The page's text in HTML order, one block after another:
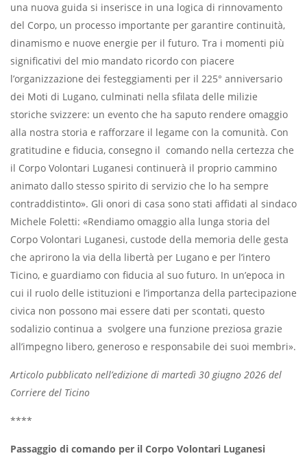
una nuova guida si inserisce in una logica di rinnovamento
del Corpo, un processo importante per garantire continuità,
dinamismo e nuove energie per il futuro. Tra i momenti più
significativi del mio mandato ricordo con piacere
l’organizzazione dei festeggiamenti per il 225° anniversario
dei Moti di Lugano, culminati nella sfilata delle milizie
storiche svizzere: un evento che ha saputo rendere omaggio
alla nostra storia e rafforzare il legame con la comunità. Con
gratitudine e fiducia, consegno il comando nella certezza che
il Corpo Volontari Luganesi continuerà il proprio cammino
animato dallo stesso spirito di servizio che lo ha sempre
contraddistinto». Gli onori di casa sono stati affidati al sindaco
Michele Foletti: «Rendiamo omaggio alla lunga storia del
Corpo Volontari Luganesi, custode della memoria delle gesta
che aprirono la via della libertà per Lugano e per l’intero
Ticino, e guardiamo con fiducia al suo futuro. In un’epoca in
cui il ruolo delle istituzioni e l’importanza della partecipazione
civica non possono mai essere dati per scontati, questo
sodalizio continua a svolgere una funzione preziosa grazie
all’impegno libero, generoso e responsabile dei suoi membri».
Articolo pubblicato nell’edizione di martedì 30 giugno 2026 del
Corriere del Ticino
****
Passaggio di comando per il Corpo Volontari Luganesi